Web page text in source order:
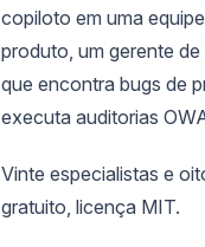
copiloto em uma
produto, um gerente
que encontra bugs de
executa auditorias
Vinte especialistas e
gratuito, licença MIT.